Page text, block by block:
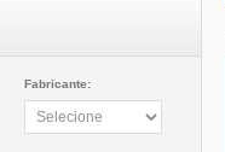
Fabricante: